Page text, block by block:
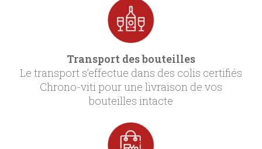
Transport des bouteilles
Le transport s’effectue dans des colis certifiés
Chrono-viti pour une livraison de vos
bouteilles intacte